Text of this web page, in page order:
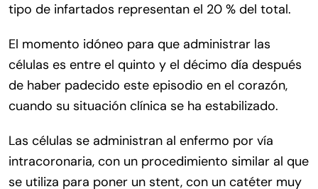
tipo de infartados representan el 20 % del total.
El momento idóneo para que administrar las
células es entre el quinto y el décimo día después
de haber padecido este episodio en el corazón,
cuando su situación clínica se ha estabilizado.
Las células se administran al enfermo por vía
intracoronaria, con un procedimiento similar al que
se utiliza para poner un stent, con un catéter muy